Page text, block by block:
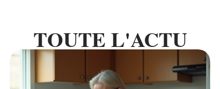
TOUTE L'ACTU